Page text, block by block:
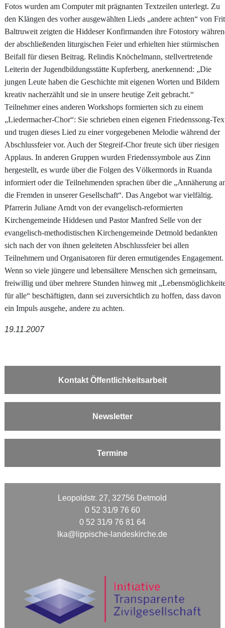
Fotos wurden am Computer mit prägnanten Textzeilen unterlegt. Zu
den Klängen des vorher ausgewählten Lieds „andere achten“ von
Baltruweit zeigten die Hiddeser Konfirmanden ihre Fotostory
der abschließenden liturgischen Feier und erhielten hier stürmischen
Beifall für diesen Beitrag. Relindis Knöchelmann, stellvertretende
Leiterin der Jugendbildungsstätte Kupferberg, anerkennend: „Die
jungen Leute haben die Geschichte mit eigenen Worten und Bildern
kreativ nacherzählt und sie in unsere heutige Zeit gebracht.“
Teilnehmer eines anderen Workshops formierten sich zu einem
„Liedermacher-Chor“: Sie schrieben einen eigenen Friedenssong-
und trugen dieses Lied zu einer vorgegebenen Melodie während der
Abschlussfeier vor. Auch der Stegreif-Chor freute sich über riesigen
Applaus. In anderen Gruppen wurden Friedenssymbole aus Zinn
hergestellt, es wurde über die Folgen des Völkermords in Ruanda
informiert oder die Teilnehmenden sprachen über die „Annäherung
die Fremden in unserer Gesellschaft“. Das Angebot war vielfältig.
Pfarrerin Juliane Arndt von der evangelisch-reformierten
Kirchengemeinde Hiddesen und Pastor Manfred Selle von der
evangelisch-methodistischen Kirchengemeinde Detmold bedankten
sich nach der von ihnen geleiteten Abschlussfeier bei allen
Teilnehmern und Organisatoren für deren ermutigendes Engagement.
Wenn so viele jüngere und lebensältere Menschen sich gemeinsam,
freiwillig und über mehrere Stunden hinweg mit
für alle“ beschäftigten, dann sei zuversichtlich zu hoffen, dass davon
ein Impuls ausgehe, andere zu achten.
19.11.2007
Kontakt Öffentlichkeitsarbeit
Newsletter
Termine
Leopoldstr. 27, 32756 Detmold
0 52 31/9 76 60
0 52 31/9 76 81 64
lka@lippische-landeskirche.de